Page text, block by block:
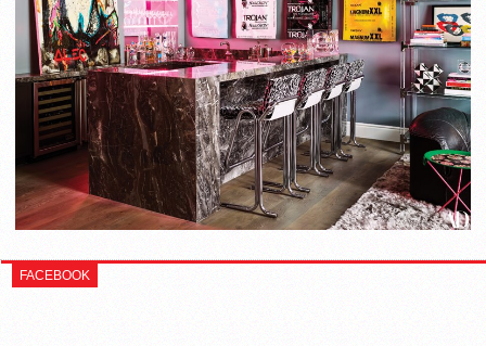
FACEBOOK